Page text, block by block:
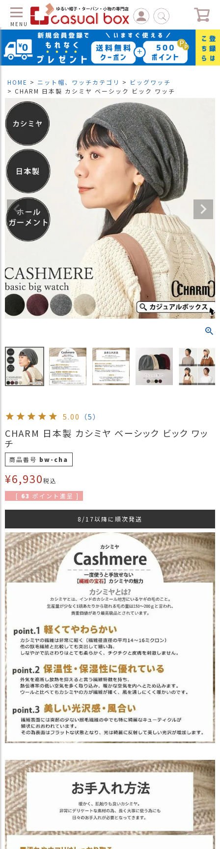
MENU
イ
ペ
ー
（
新
規
員
登
録
）
カ
テ
ゴ
リ
閲
歴
買
い
新
作
商
ラ
ッ
ピ
ン
お
客
様
の
お
声
Instagram
Youtube
ス
タ
ッ
フ
小
話
返
・
交
換
無
料
キ
ャ
ン
ペ
HOME ニット帽、ワッチカテゴリ
ビッグワッチ
CHARM 日本製 カシミヤ ベーシック ビック ワッチ
5.00 （5）
CHARM 日本製 カシミヤ ベーシック ビック ワッ
チ
商品番号 bw-cha
¥6,930税込
[ 63 ポイント進呈 ]
8/17以降に順次発送